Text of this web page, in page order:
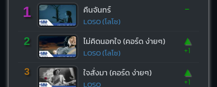
1 คืนจันทร์
LOSO (โลโซ)
-
2 ไม่คิดนอกใจ (คอร์ด ง่ายๆ)
LOSO (โลโซ)
▲
+1
3 ใจสั่งมา (คอร์ด ง่ายๆ)
LOSO
▲
+1